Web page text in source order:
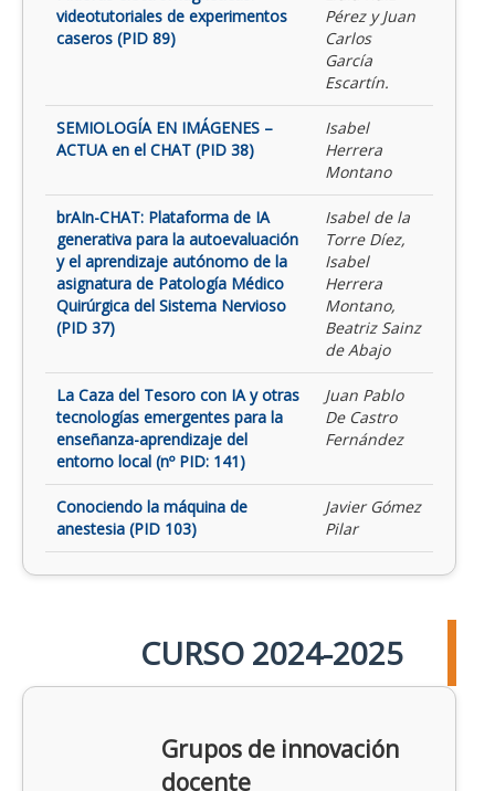
videotutoriales de experimentos
caseros (PID 89)
Pérez y Juan
Carlos
García
Escartín.
SEMIOLOGÍA EN IMÁGENES –
ACTUA en el CHAT (PID 38)
Isabel
Herrera
Montano
brAIn-CHAT: Plataforma de IA
generativa para la autoevaluación
y el aprendizaje autónomo de la
asignatura de Patología Médico
Quirúrgica del Sistema Nervioso
(PID 37)
Isabel de la
Torre Díez,
Isabel
Herrera
Montano,
Beatriz Sainz
de Abajo
La Caza del Tesoro con IA y otras
tecnologías emergentes para la
enseñanza-aprendizaje del
entorno local (nº PID: 141)
Juan Pablo
De Castro
Fernández
Conociendo la máquina de
anestesia (PID 103)
Javier Gómez
Pilar
CURSO 2024-2025
Grupos de innovación
docente